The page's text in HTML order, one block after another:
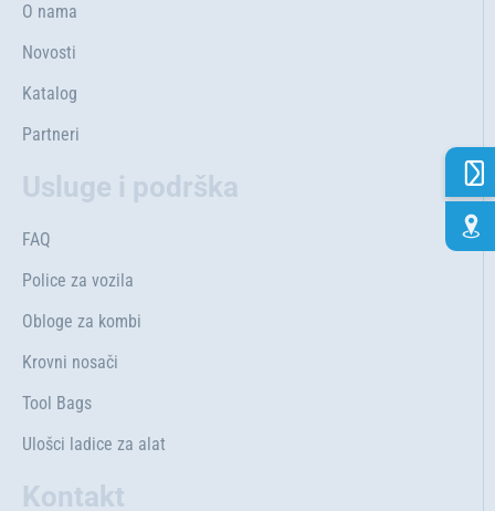
O nama
Novosti
Katalog
Partneri
Usluge i podrška
FAQ
Police za vozila
Obloge za kombi
Krovni nosači
Tool Bags
Ulošci ladice za alat
Kontakt